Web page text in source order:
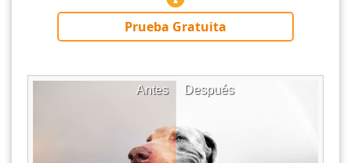
Prueba Gratuita
Después
Antes